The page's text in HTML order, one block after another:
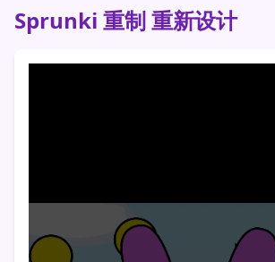
Sprunki 重制 重新设计